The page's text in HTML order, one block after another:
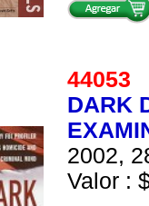
44053
DARK
2002,
Valor :